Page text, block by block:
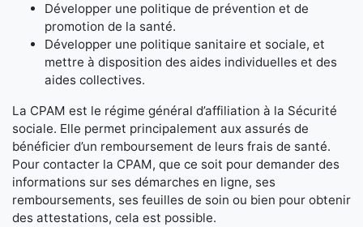
Développer une politique de prévention et de
promotion de la santé.
Développer une politique sanitaire et sociale, et
mettre à disposition des aides individuelles et des
aides collectives.
La CPAM est le régime général d’affiliation à la Sécurité
sociale. Elle permet principalement aux assurés de
bénéficier d’un remboursement de leurs frais de santé.
Pour contacter la CPAM, que ce soit pour demander des
informations sur ses démarches en ligne, ses
remboursements, ses feuilles de soin ou bien pour obtenir
des attestations, cela est possible.